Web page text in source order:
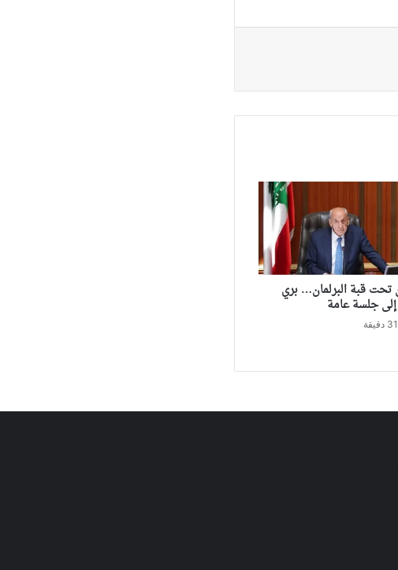
تحت قبة البرلمان… بري
جلسة عامة